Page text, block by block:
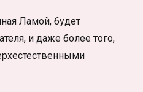
Ламой, будет
и даже более того,